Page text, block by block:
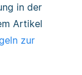
in der
Artikel
zur